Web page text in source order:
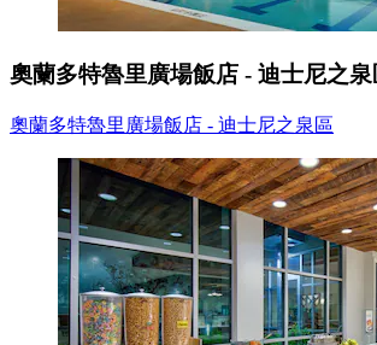
奧蘭多特魯里廣場飯店 - 迪士尼之泉
奧蘭多特魯里廣場飯店 - 迪士尼之泉區